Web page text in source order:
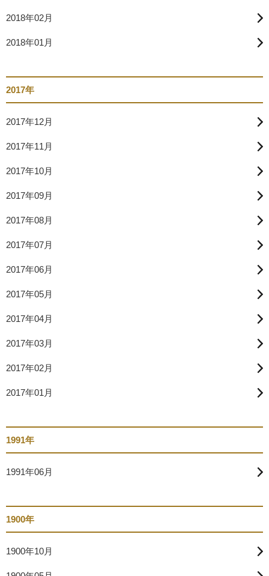
2018年02月
2018年01月
2017年
2017年12月
2017年11月
2017年10月
2017年09月
2017年08月
2017年07月
2017年06月
2017年05月
2017年04月
2017年03月
2017年02月
2017年01月
1991年
1991年06月
1900年
1900年10月